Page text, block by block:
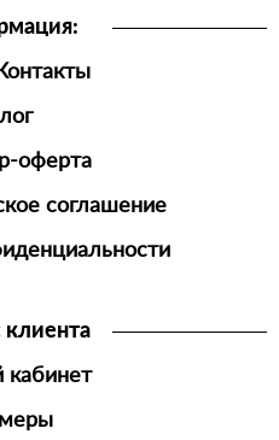
оферта
соглашение
клиента
кабинет